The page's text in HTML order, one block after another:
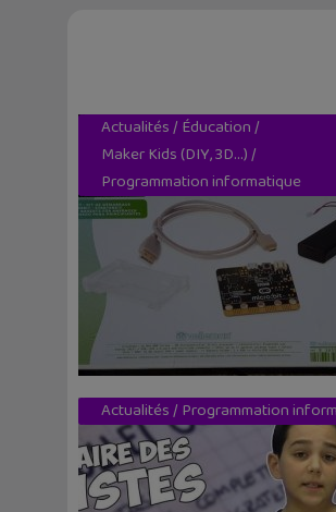
Actualités/ Éducation/
Maker Kids (DIY, 3D...)/
Programmation informatique
Actualités/ Programmation